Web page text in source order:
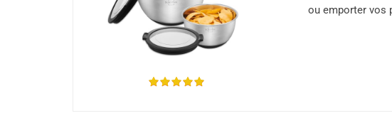
ou emporter vos